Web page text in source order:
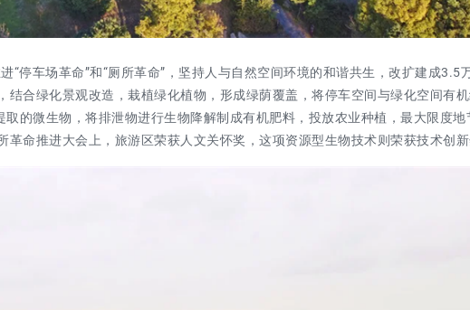
“停车场革命”和“厕所革命”，坚持人与自然空间环境的和谐共生，改扩建成3.5
结合绿化景观改造，栽植绿化植物，形成绿荫覆盖，将停车空间与绿化空间有
取的微生物，将排泄物进行生物降解制成有机肥料，投放农业种植，最大限度地
革命推进大会上，旅游区荣获人文关怀奖，这项资源型生物技术则荣获技术创